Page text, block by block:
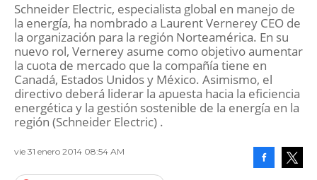
Schneider Electric, especialista global en manejo de
la energía, ha nombrado a Laurent Vernerey CEO de
la organización para la región Norteamérica. En su
nuevo rol, Vernerey asume como objetivo aumentar
la cuota de mercado que la compañía tiene en
Canadá, Estados Unidos y México. Asimismo, el
directivo deberá liderar la apuesta hacia la eficiencia
energética y la gestión sostenible de la energía en la
región (Schneider Electric) .
vie 31 enero 2014 08:54 AM